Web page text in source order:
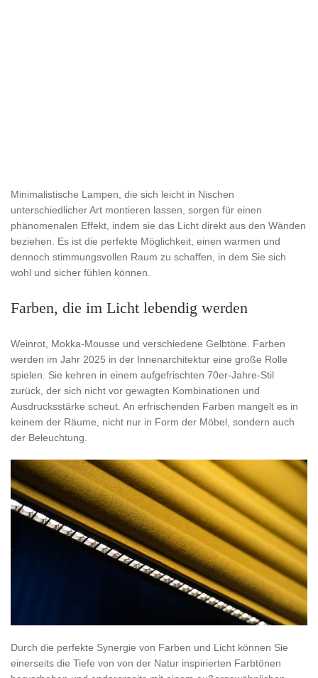
Minimalistische Lampen, die sich leicht in Nischen
unterschiedlicher Art montieren lassen, sorgen für einen
phänomenalen Effekt, indem sie das Licht direkt aus den Wänden
beziehen. Es ist die perfekte Möglichkeit, einen warmen und
dennoch stimmungsvollen Raum zu schaffen, in dem Sie sich
wohl und sicher fühlen können.
Farben, die im Licht lebendig werden
Weinrot, Mokka-Mousse und verschiedene Gelbtöne. Farben
werden im Jahr 2025 in der Innenarchitektur eine große Rolle
spielen. Sie kehren in einem aufgefrischten 70er-Jahre-Stil
zurück, der sich nicht vor gewagten Kombinationen und
Ausdrucksstärke scheut. An erfrischenden Farben mangelt es in
keinem der Räume, nicht nur in Form der Möbel, sondern auch
der Beleuchtung.
Durch die perfekte Synergie von Farben und Licht können Sie
einerseits die Tiefe von von der Natur inspirierten Farbtönen